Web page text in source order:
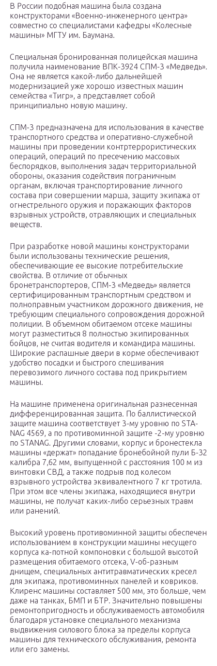
В России подобная машина была создана
конструкторами «Военно-инженерного центра»
совместно со специалистами кафедры «Колесные
машины» МГТУ им. Баумана.
Специальная бронированная полицейская машина
получила наименование ВПК-3924 СПМ-3 «Медведь».
Она не является какой-либо дальнейшей
модернизацией уже хорошо известных машин
семейства «Тигр», а представляет собой
принципиально новую машину.
СПМ-3 предназначена для использования в качестве
транспортного средства и оперативно-служебной
машины при проведении контртеррористических
операций, операций по пресечению массовых
беспорядков, выполнения задач территориальной
обороны, оказания содействия пограничным
органам, включая транспортирование личного
состава при совершении марша, защиту экипажа от
огнестрельного оружия и поражающих факторов
взрывных устройств, отравляющих и специальных
веществ.
При разработке новой машины конструкторами
были использованы технические решения,
обеспечивающие ее высокие потребительские
свойства. В отличие от обычных
бронетранспортеров, СПМ-3 «Медведь» является
сертифицированным транспортным средством и
полноправным участником дорожного движения, не
требующим специального сопровождения дорожной
полиции. В объемном обитаемом отсеке машины
могут разместиться 8 полностью экипированных
бойцов, не считая водителя и командира машины.
Широкие распашные двери в корме обеспечивают
удобство посадки и быстрого спешивания
перевозимого личного состава под прикрытием
машины.
На машине применена оригинальная разнесенная
дифференцированная защита. По баллистической
защите машина соответствует 3-му уровню по STA-
NAG 4569, а по противоминной защите -2-му уровню
по STANAG. Другими словами, корпус и бронестекла
машины «держат» попадание бронебойной пули Б-32
калибра 7,62 мм, выпущенной с расстояния 100 м из
винтовки СВД, а также подрыв под колесом
взрывного устройства эквивалентного 7 кг тротила.
При этом все члены экипажа, находящиеся внутри
машины, не получат каких-либо серьезных травм
или ранений.
Высокий уровень противоминной защиты обеспечен
использованием в конструкции машины несущего
корпуса ка-потной компоновки с большой высотой
размещения обитаемого отсека, V-об-разным
днищем, специальных антитравматических кресел
для экипажа, противоминных панелей и ковриков.
Клиренс машины составляет 500 мм, это больше, чем
даже на танках, БМП и БТР. Значительно повышены
ремонтопригодность и обслуживаемость автомобиля
благодаря установке специального механизма
выдвижения силового блока за пределы корпуса
машины для технического обслуживания, ремонта
или его замены.